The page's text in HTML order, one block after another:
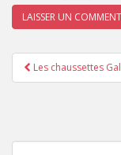
d'article
Les chaussettes